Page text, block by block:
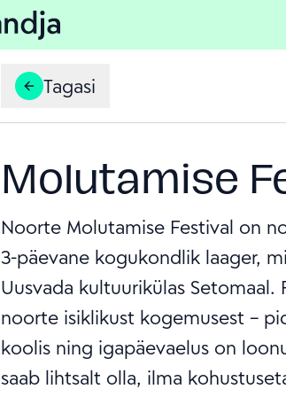
Tagasi
Molutamise
Noorte Molutamise Festival on
3-päevane kogukondlik laager,
Uusvada kultuurikülas Setomaal.
noorte isiklikust kogemusest –
koolis ning igapäevaelus on
saab lihtsalt olla, ilma